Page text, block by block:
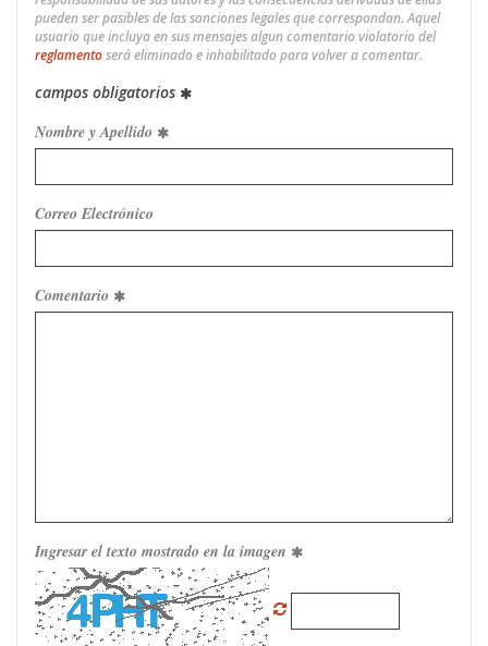
pueden ser pasibles de las sanciones legales que correspondan. Aquel
usuario que incluya en sus mensajes algun comentario violatorio del
reglamentoserá eliminado e inhabilitado para volver a comentar.
campos obligatorios
Nombre y Apellido
Correo Electrónico
Comentario
Ingresar el texto mostrado en la imagen